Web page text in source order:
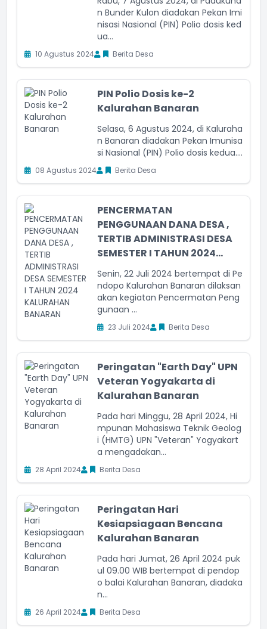
n Bunder Kulon diadakan Pekan Imi
nisasi Nasional (PIN) Polio dosis ked
ua...
10 Agustus 2024 Berita Desa
PIN Polio Dosis ke-2
Kalurahan Banaran
Selasa, 6 Agustus 2024, di Kaluraha
n Banaran diadakan Pekan Imunisa
si Nasional (PIN) Polio dosis kedua....
08 Agustus 2024 Berita Desa
PENCERMATAN
PENGGUNAAN DANA DESA ,
TERTIB ADMINISTRASI DESA
SEMESTER I TAHUN 2024...
Senin, 22 Juli 2024 bertempat di Pe
ndopo Kalurahan Banaran dilaksan
akan kegiatan Pencermatan Peng
gunaan ...
23 Juli 2024 Berita Desa
Peringatan "Earth Day" UPN
Veteran Yogyakarta di
Kalurahan Banaran
Pada hari Minggu, 28 April 2024, Hi
mpunan Mahasiswa Teknik Geolog
i (HMTG) UPN "Veteran" Yogyakart
a mengadakan...
28 April 2024 Berita Desa
Peringatan Hari
Kesiapsiagaan Bencana
Kalurahan Banaran
Pada hari Jumat, 26 April 2024 puk
ul 09.00 WIB bertempat di pendop
o balai Kalurahan Banaran, diadaka
n...
26 April 2024 Berita Desa